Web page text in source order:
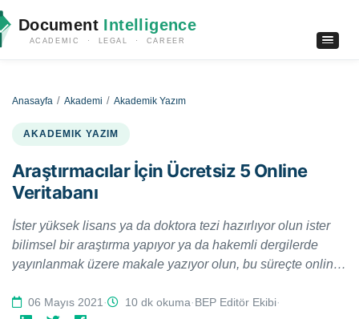
Document Intelligence
ACADEMIC · LEGAL · CAREER
Anasayfa Akademi Akademik Yazım
AKADEMIK YAZIM
Araştırmacılar İçin Ücretsiz 5 Online
Veritabanı
İster yüksek lisans ya da doktora tezi hazırlıyor olun ister
bilimsel bir araştırma yapıyor ya da hakemli dergilerde
yayınlanmak üzere makale yazıyor olun, bu süreçte online
kaynaklarınızdan birisi olacaktır. Bu çalışmamızda nitelikli
06 Mayıs 2021 · 10 dk okuma·BEP Editör Ekibi·